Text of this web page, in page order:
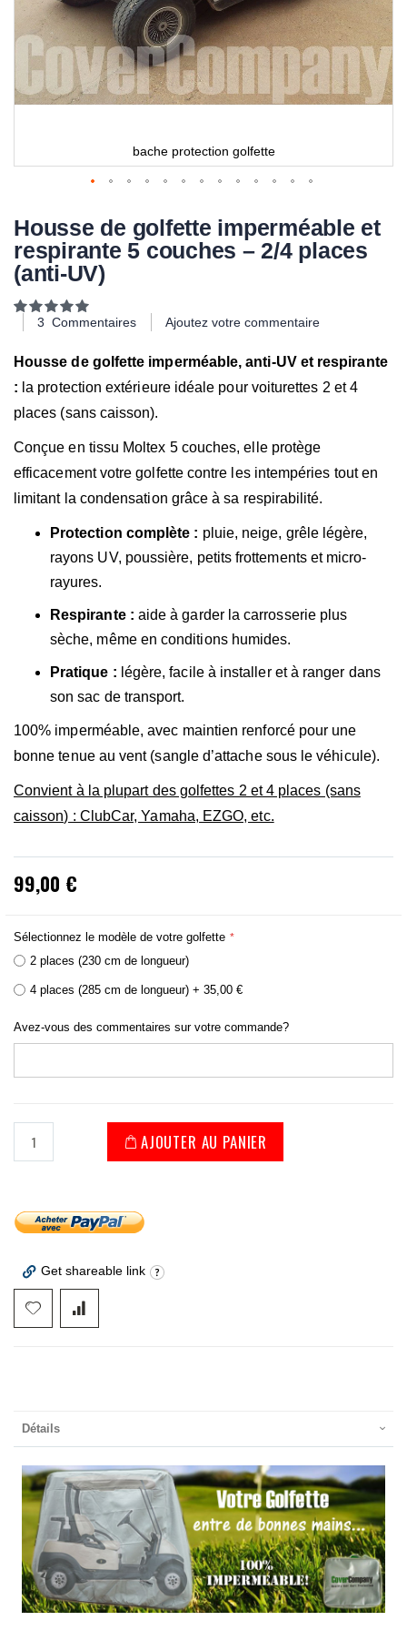
bache protection golfette
Housse de golfette imperméable et
respirante 5 couches – 2/4 places
(anti-UV)
Notation:
100
3 Commentaires Ajoutez votre commentaire
Housse de golfette imperméable, anti-UV et respirante
: la protection extérieure idéale pour voiturettes 2 et 4
places (sans caisson).
Conçue en tissu Moltex 5 couches, elle protège
efficacement votre golfette contre les intempéries tout en
limitant la condensation grâce à sa respirabilité.
Protection complète : pluie, neige, grêle légère,
rayons UV, poussière, petits frottements et micro-
rayures.
Respirante : aide à garder la carrosserie plus
sèche, même en conditions humides.
Pratique : légère, facile à installer et à ranger dans
son sac de transport.
100% imperméable, avec maintien renforcé pour une
bonne tenue au vent (sangle d’attache sous le véhicule).
Convient à la plupart des golfettes 2 et 4 places (sans
caisson) : ClubCar, Yamaha, EZGO, etc.
99,00 €
Sélectionnez le modèle de votre golfette
2 places (230 cm de longueur)
4 places (285 cm de longueur) + 35,00 €
Avez-vous des commentaires sur votre commande?
AJOUTER AU PANIER
Get shareable link
Détails